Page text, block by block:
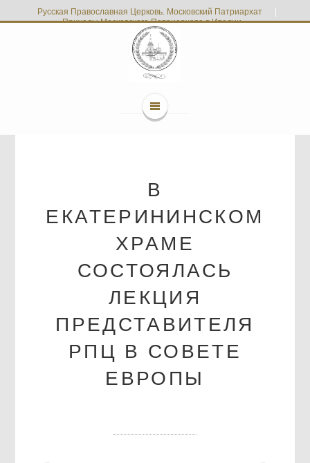
Русская Православная Церковь. Московский Патриархат
Приходы Московского Патриархата в Италии
В
ЕКАТЕРИНИНСКОМ
ХРАМЕ
СОСТОЯЛАСЬ
ЛЕКЦИЯ
ПРЕДСТАВИТЕЛЯ
РПЦ В СОВЕТЕ
ЕВРОПЫ